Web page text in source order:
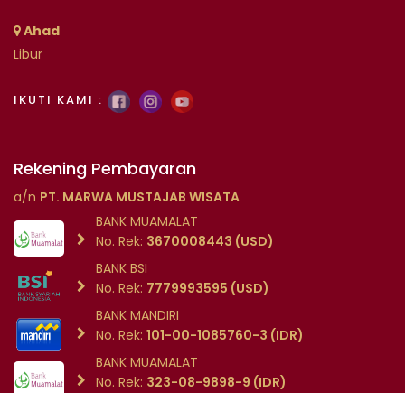
Ahad
Libur
IKUTI KAMI :
Rekening Pembayaran
a/n PT. MARWA MUSTAJAB WISATA
BANK MUAMALAT
No. Rek: 3670008443 (USD)
BANK BSI
No. Rek: 7779993595 (USD)
BANK MANDIRI
No. Rek: 101-00-1085760-3 (IDR)
BANK MUAMALAT
No. Rek: 323-08-9898-9 (IDR)